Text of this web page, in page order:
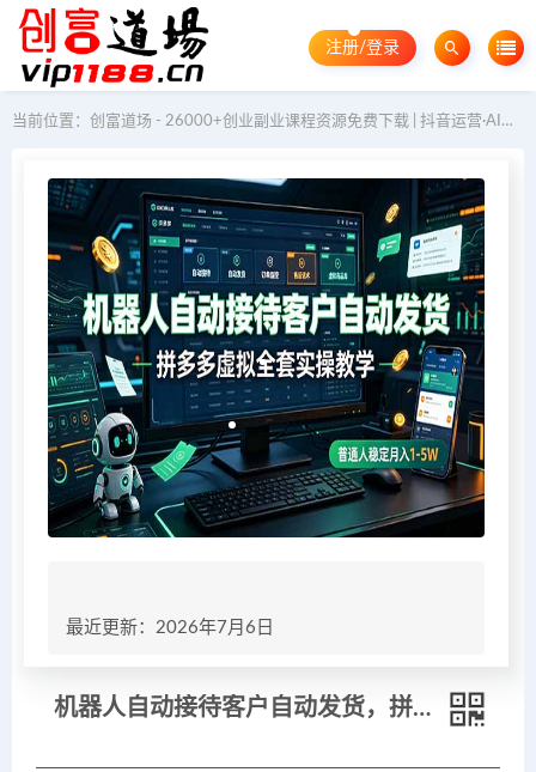
注册/登录
当前位置： 创富道场 - 26000+创业副业课程资源免费下载 | 抖音运营·AI教程·GEO优化
最近更新：2026年7月6日
机器人自动接待客户自动发货，拼多多虚拟全套实操教学，普通人稳定月入 1-5W